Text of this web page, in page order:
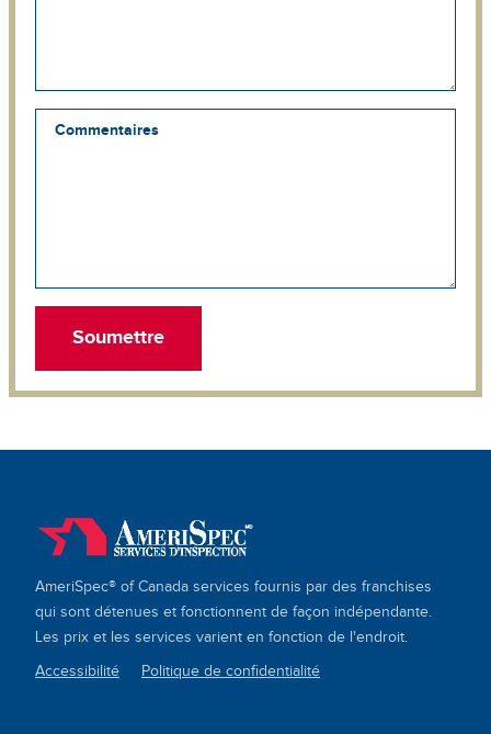
Commentaires
AmeriSpec® of Canada services fournis par des franchises
qui sont détenues et fonctionnent de façon indépendante.
Les prix et les services varient en fonction de l'endroit.
Accessibilité Politique de confidentialité